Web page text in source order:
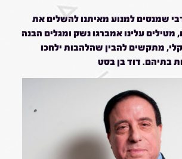
שמנסים למנוע מאיתנו להשלים את
מטילים עלינו אמברגו נשק ומגלים הבנה
מתקשים להבין שהלהבות ילחכו
בתיהם. דוד בן בסט